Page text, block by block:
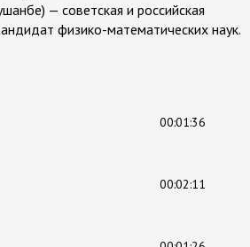
— советская и российская
физико-математических наук.
00:01:36
00:02:11